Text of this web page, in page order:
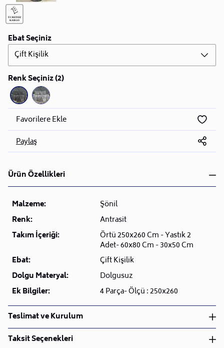
Ebat Seçiniz
Çift Kişilik
Renk Seçiniz (2)
Favorilere Ekle
Paylaş
Ürün Özellikleri
Malzeme:
Şönil
Renk:
Antrasit
Takım İçeriği:
Örtü 250x260 Cm - Yastık 2
Adet- 60x80 Cm - 30x50 Cm
Ebat:
Çift Kişilik
Dolgu Materyal:
Dolgusuz
Ek Bilgiler:
4 Parça- Ölçü : 250x260
Teslimat ve Kurulum
Teslimat ve Kurulum
Taksit Seçenekleri